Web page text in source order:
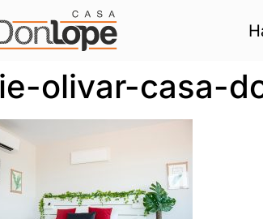
olivar-casa-